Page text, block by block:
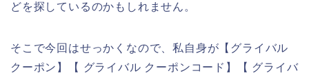
どを探しているのかもしれません。
そこで今回はせっかくなので、私自身が【グライバル
クーポン】【 グライバル クーポンコード】【 グライバ